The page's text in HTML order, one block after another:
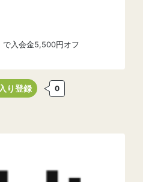
で入会金5,500円オフ
り登録 0